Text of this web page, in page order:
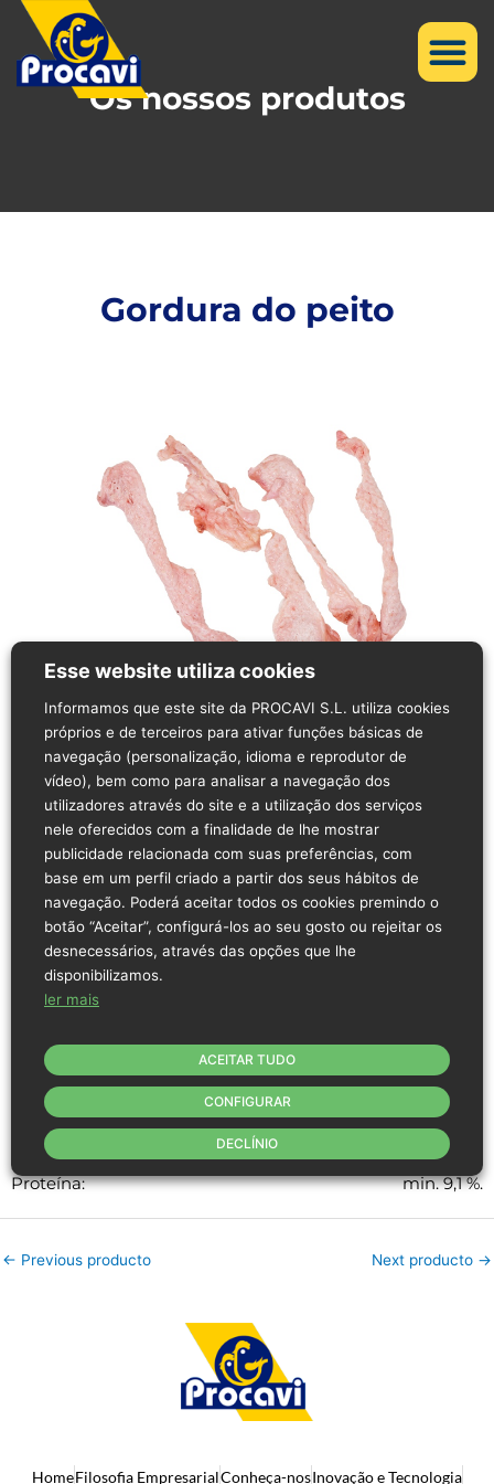
Os nossos produtos
Gordura do peito
Descrição do produto
O nome ou menção do produto rege-se pela sua
versão em espanhol
Gordura de peru obtida a partir do chanfro do
peito.
Peso aproximado: 10-80 g/unid.
Conservar de 0 ºC a 4 ºC.
Origem: Espanha.
Pode conter restos de ossos e penas.
Margem de tolerância de dados físico-químicos
Humidade:
max. 38,3 %
Gordura:
max. 59,2 %.
Proteína:
min. 9,1 %.
← Previous producto Next producto →
HomeFilosofia EmpresarialConheça-nosInovação e Tecnologia
Esse website utiliza cookies
Informamos que este site da PROCAVI S.L. utiliza cookies
próprios e de terceiros para ativar funções básicas de
navegação (personalização, idioma e reprodutor de
vídeo), bem como para analisar a navegação dos
utilizadores através do site e a utilização dos serviços
nele oferecidos com a finalidade de lhe mostrar
publicidade relacionada com suas preferências, com
base em um perfil criado a partir dos seus hábitos de
navegação. Poderá aceitar todos os cookies premindo o
botão “Aceitar”, configurá-los ao seu gosto ou rejeitar os
desnecessários, através das opções que lhe
disponibilizamos.
ler mais
ACEITAR TUDO
DECLÍNIO
CONFIGURAR